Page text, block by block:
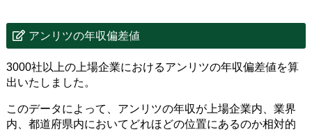
アンリツの年収偏差値
3000社以上の上場企業におけるアンリツの年収偏差値を算
出いたしました。
このデータによって、アンリツの年収が上場企業内、業界
内、都道府県内においてどれほどの位置にあるのか相対的